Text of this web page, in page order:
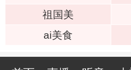
祖国美
ai美食